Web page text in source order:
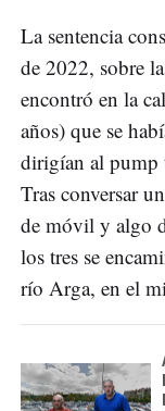
La sentencia
de 2022, sobre
encontró en la
años) que se
dirigían al pump
Tras conversar
de móvil y algo
los tres se
río Arga, en el